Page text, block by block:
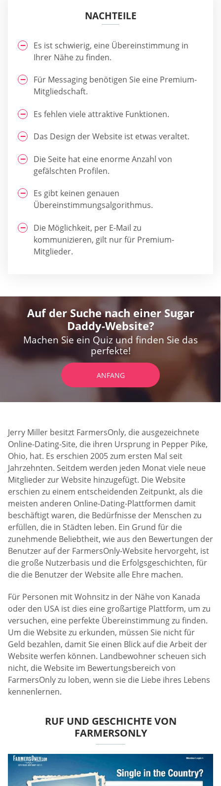
NACHTEILE
Es ist schwierig, eine Übereinstimmung in
Ihrer Nähe zu finden.
Für Messaging benötigen Sie eine Premium-
Mitgliedschaft.
Es fehlen viele attraktive Funktionen.
Das Design der Website ist etwas veraltet.
Die Seite hat eine enorme Anzahl von
gefälschten Profilen.
Es gibt keinen genauen
Übereinstimmungsalgorithmus.
Die Möglichkeit, per E-Mail zu
kommunizieren, gilt nur für Premium-
Mitglieder.
Auf der Suche nach einer Sugar
Daddy-Website?
Machen Sie ein Quiz und finden Sie das
perfekte!
ANFANG
Jerry Miller besitzt FarmersOnly, die ausgezeichnete
Online-Dating-Site, die ihren Ursprung in Pepper Pike,
Ohio, hat. Es erschien 2005 zum ersten Mal seit
Jahrzehnten. Seitdem werden jeden Monat viele neue
Mitglieder zur Website hinzugefügt. Die Website
erschien zu einem entscheidenden Zeitpunkt, als die
meisten anderen Online-Dating-Plattformen damit
beschäftigt waren, die Bedürfnisse der Menschen zu
erfüllen, die in Städten leben. Ein Grund für die
zunehmende Beliebtheit, wie aus den Bewertungen der
Benutzer auf der FarmersOnly-Website hervorgeht, ist
die große Nutzerbasis und die Erfolgsgeschichten, für
die die Benutzer der Website alle Ehre machen.
Für Personen mit Wohnsitz in der Nähe von Kanada
oder den USA ist dies eine großartige Plattform, um zu
versuchen, eine perfekte Übereinstimmung zu finden.
Um die Website zu erkunden, müssen Sie nicht für
Geld bezahlen, damit Sie einen Blick auf die Arbeit der
Website werfen können. Landbewohner scheuen sich
nicht, die Website im Bewertungsbereich von
FarmersOnly zu loben, wenn sie die Liebe ihres Lebens
kennenlernen.
RUF UND GESCHICHTE VON
FARMERSONLY